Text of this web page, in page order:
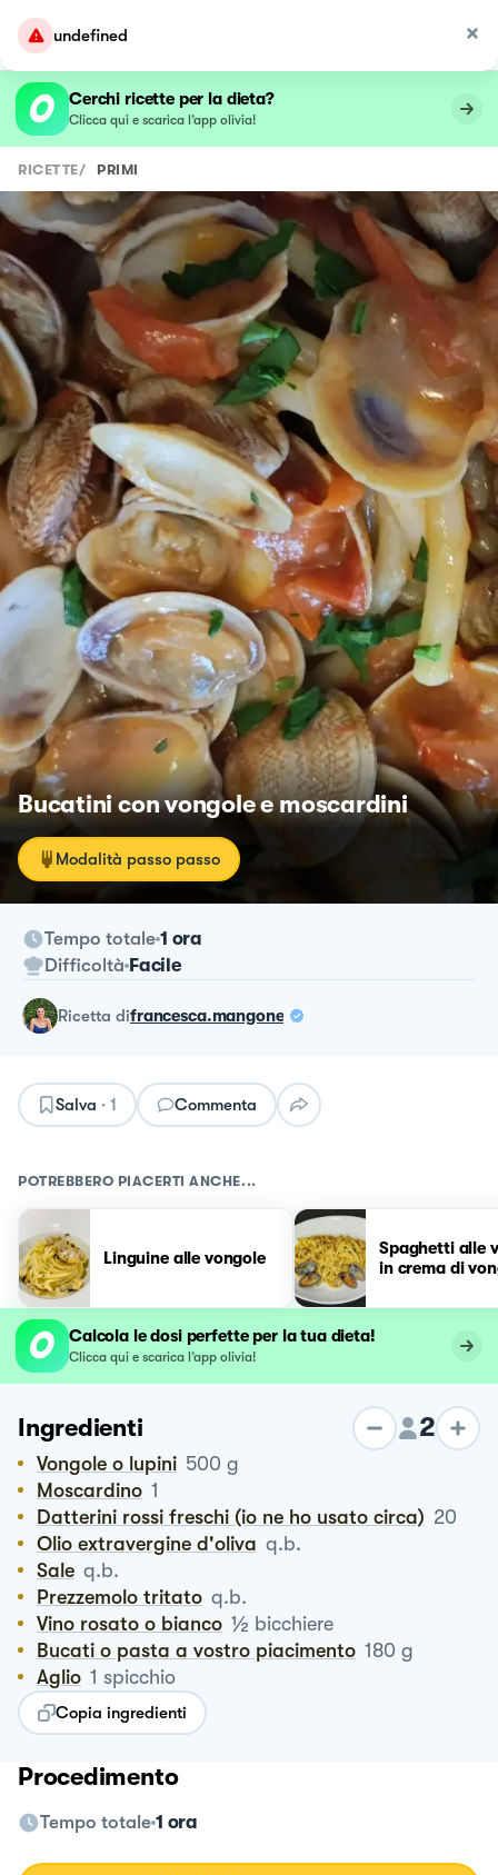
undefined
Cerchi ricette per la dieta?
Clicca qui e scarica l’app olivia!
RICETTE/ PRIMI
Bucatini con vongole e moscardini
Modalità passo passo
Tempo totale 1 ora
Difficoltà Facile
ricetta difrancesca.mangone
Salva · 1 Commenta
POTREBBERO PIACERTI ANCHE...
Linguine alle vongole
Spaghetti alle
in crema di
Calcola le dosi perfette per la tua dieta!
Clicca qui e scarica l’app olivia!
Ingredienti 2
Vongole o lupini 500 g
Moscardino 1
Datterini rossi freschi (io ne ho usato circa) 20
Olio extravergine d'oliva q.b.
Sale q.b.
Prezzemolo tritato q.b.
Vino rosato o bianco ½ bicchiere
Bucati o pasta a vostro piacimento 180 g
Aglio 1 spicchio
Copia ingredienti
Procedimento
Tempo totale 1 ora